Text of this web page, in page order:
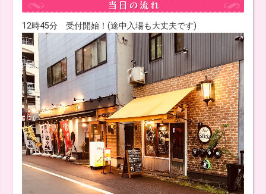
12時45分 受付開始！(途中入場も大丈夫です)